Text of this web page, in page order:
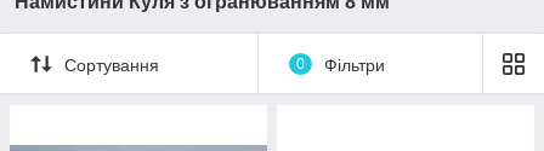
Сортування 0 Фільтри